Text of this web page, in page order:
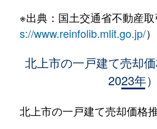
上江釣子
1,800万円
2,100万円
川岸
2,200万円
※出典：国土交通省不動産
s://www.reinfolib.mlit.go.jp/
北上市の一戸建て売却
2023年）
北上市の一戸建て売却価格推